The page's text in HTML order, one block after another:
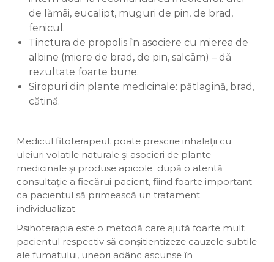
de lămâi, eucalipt, muguri de pin, de brad,
fenicul.
Tinctura de propolis în asociere cu mierea de
albine (miere de brad, de pin, salcâm) – dă
rezultate foarte bune.
Siropuri din plante medicinale: pătlagină, brad,
cătină.
Medicul fitoterapeut poate prescrie inhalaţii cu
uleiuri volatile naturale şi asocieri de plante
medicinale şi produse apicole după o atentă
consultaţie a fiecărui pacient, fiind foarte important
ca pacientul să primească un tratament
individualizat.
Psihoterapia este o metodă care ajută foarte mult
pacientul respectiv să conşitientizeze cauzele subtile
ale fumatului, uneori adânc ascunse în